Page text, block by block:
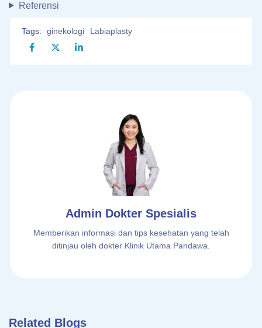
Referensi
Tags: ginekologi Labiaplasty
Admin Dokter Spesialis
Memberikan informasi dan tips kesehatan yang telah
ditinjau oleh dokter Klinik Utama Pandawa.
Related Blogs